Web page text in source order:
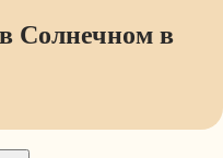
Солнечном в